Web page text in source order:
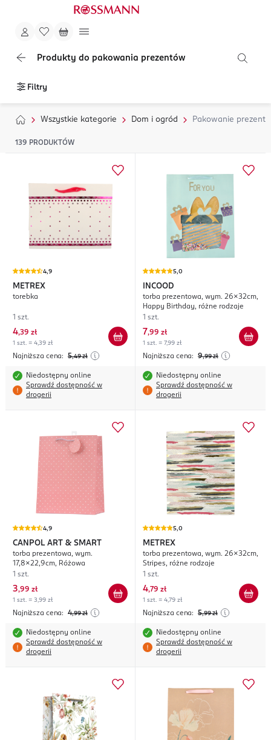
Produkty do pakowania prezentów
Filtry
Wszystkie kategorie Dom i ogród Pakowanie
139 PRODUKTÓW
4,9
METREX
torebka
1 szt.
4,39 zł
1 szt. = 4,39 zł
Najniższa cena: 5,49 zł
Niedostępny online
Sprawdź dostępność w
drogerii
5,0
INCOOD
torba prezentowa, wym. 26x32cm,
Happy Birthday, różne rodzaje
1 szt.
7,99 zł
1 szt. = 7,99 zł
Najniższa cena: 9,99 zł
Niedostępny online
Sprawdź dostępność w
drogerii
4,9
CANPOL ART & SMART
torba prezentowa, wym.
17,8x22,9cm, Różowa
1 szt.
3,99 zł
1 szt. = 3,99 zł
Najniższa cena: 4,99 zł
Niedostępny online
Sprawdź dostępność w
drogerii
5,0
METREX
torba prezentowa, wym. 26x32cm,
Stripes, różne rodzaje
1 szt.
4,79 zł
1 szt. = 4,79 zł
Najniższa cena: 5,99 zł
Niedostępny online
Sprawdź dostępność w
drogerii